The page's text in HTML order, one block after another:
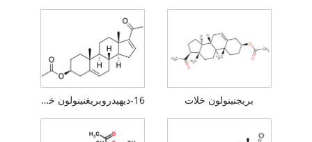
16-ديهيدروبريغنينولون خلات (16-DPA) بريجنينولون خلات